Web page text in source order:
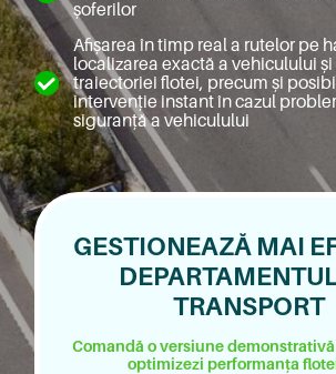
șoferilor
Afișarea în timp real a rutelor pe
localizarea exactă a vehiculului
traiectoriei flotei, precum și
intervenție instant în cazul
siguranță a vehiculului
GESTIONEAZĂ MAI
TRANSPORT
Comandă o versiune
optimizezi performanța